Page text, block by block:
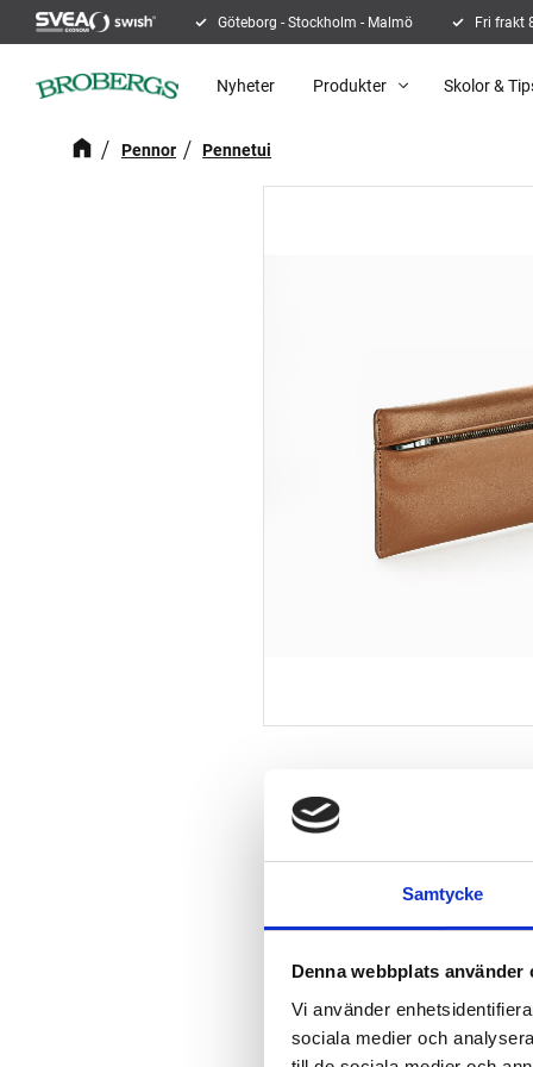
Samtycke
Denna webbplats använder
Vi använder
sociala medier och
Göteborg - Stockholm - Malmö Fri frakt
Nyheter Produkter Skolor &
Pennor Pennetui